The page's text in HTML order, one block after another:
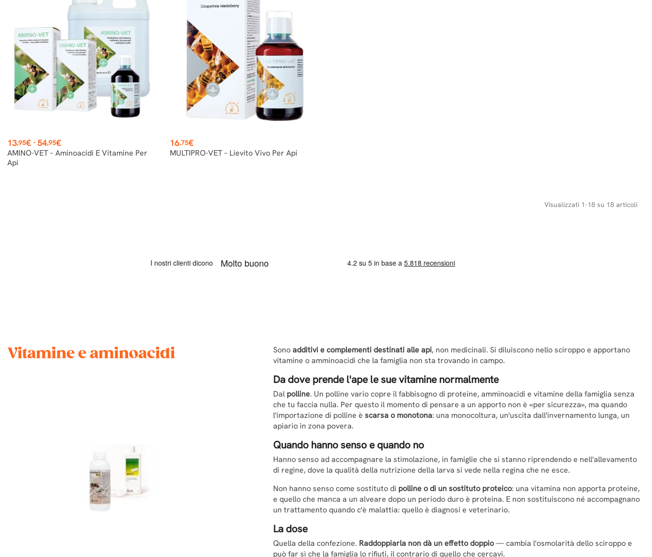
Prezzo
13,95€-54,95€
AMINO-VET – Aminoacidi E Vitamine Per
Api
Prezzo
16,75€
MULTIPRO-VET – Lievito Vivo Per Api
Visualizzati 1-18 su 18 articoli
Vitamine e aminoacidi Sonoadditivi e complementi destinati alle api, non medicinali. Si diluiscono nello sciroppo e apportano
vitamine o amminoacidi che la famiglia non sta trovando in campo.
Da dove prende l'ape le sue vitamine normalmente
Dal polline. Un polline vario copre il fabbisogno di proteine, amminoacidi e vitamine della famiglia senza
che tu faccia nulla. Per questo il momento di pensare a un apporto non è «per sicurezza», ma quando
l'importazione di polline è scarsa o monotona: una monocoltura, un'uscita dall'invernamento lunga, un
apiario in zona povera.
Quando hanno senso e quando no
Hanno senso ad accompagnare la stimolazione, in famiglie che si stanno riprendendo e nell'allevamento
di regine, dove la qualità della nutrizione della larva si vede nella regina che ne esce.
Non hanno senso come sostituto di polline o di un sostituto proteico: una vitamina non apporta proteine,
e quello che manca a un alveare dopo un periodo duro è proteina. E non sostituiscono né accompagnano
un trattamento quando c'è malattia: quello è diagnosi e veterinario.
La dose
Quella della confezione. Raddoppiarla non dà un effetto doppio— cambia l'osmolarità dello sciroppo e
può far sì che la famiglia lo rifiuti, il contrario di quello che cercavi.